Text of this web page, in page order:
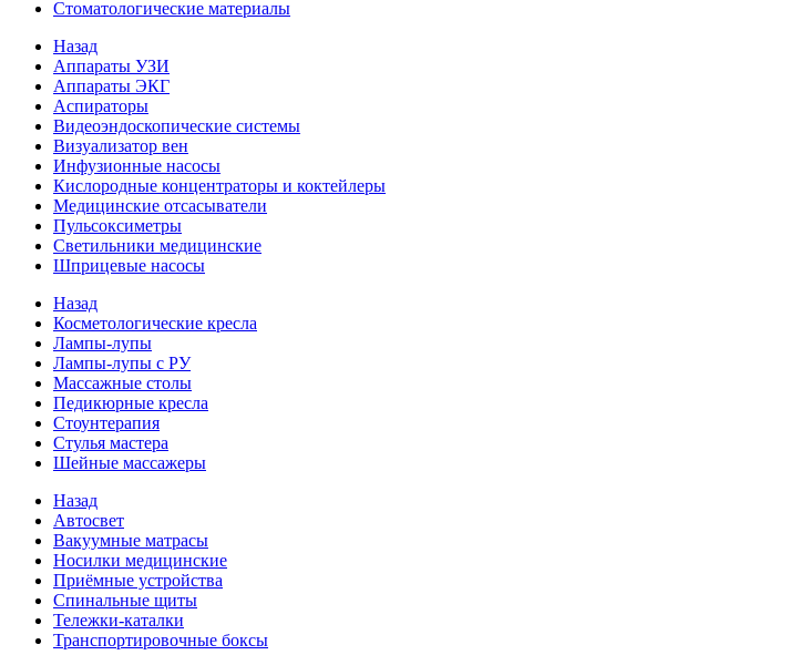
Стоматологические материалы
Назад
Аппараты УЗИ
Аппараты ЭКГ
Аспираторы
Видеоэндоскопические системы
Визуализатор вен
Инфузионные насосы
Кислородные концентраторы и коктейлеры
Медицинские отсасыватели
Пульсоксиметры
Светильники медицинские
Шприцевые насосы
Назад
Косметологические кресла
Лампы-лупы
Лампы-лупы с РУ
Массажные столы
Педикюрные кресла
Стоунтерапия
Стулья мастера
Шейные массажеры
Назад
Автосвет
Вакуумные матрасы
Носилки медицинские
Приёмные устройства
Спинальные щиты
Тележки-каталки
Транспортировочные боксы